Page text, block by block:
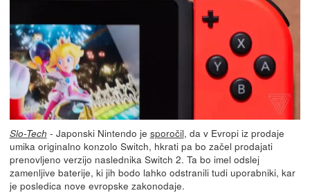
Slo-Tech - Japonski Nintendo je sporočil, da v Evropi iz prodaje
umika originalno konzolo Switch, hkrati pa bo začel prodajati
prenovljeno verzijo naslednika Switch 2. Ta bo imel odslej
zamenljive baterije, ki jih bodo lahko odstranili tudi uporabniki, kar
je posledica nove evropske zakonodaje.